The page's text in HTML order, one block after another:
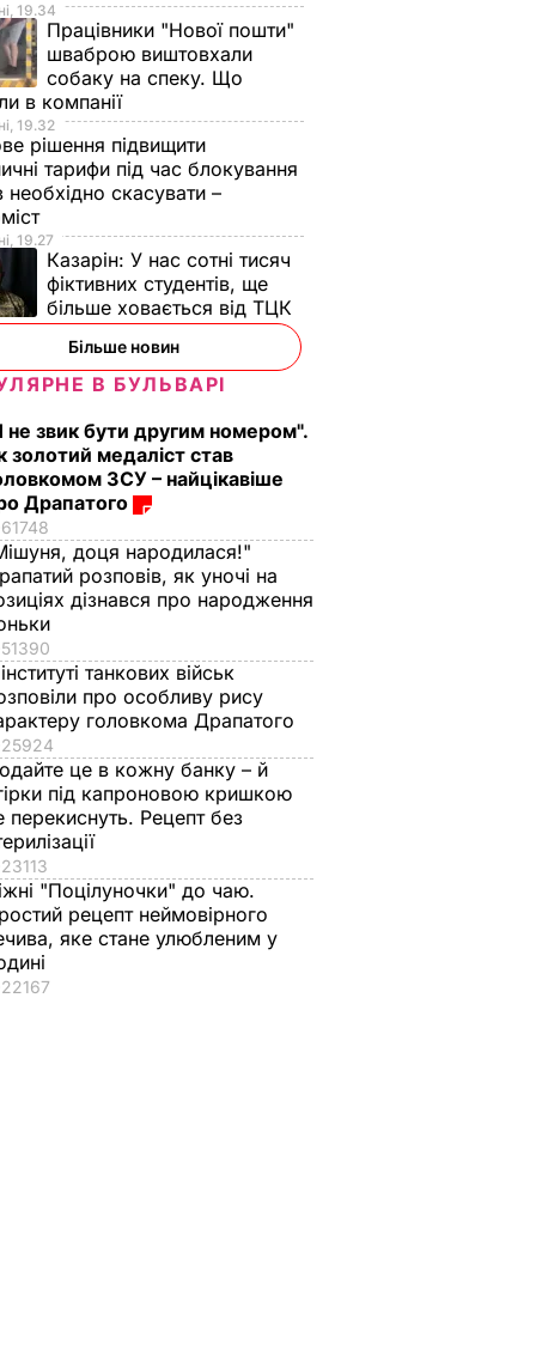
19.34
Працівники "Нової пошти"
шваброю виштовхали
собаку на спеку. Що
в компанії
19.32
рішення підвищити
тарифи під час блокування
необхідно скасувати –
19.27
Казарін: У нас сотні тисяч
фіктивних студентів, ще
більше ховається від ТЦК
Більше новин
В БУЛЬВАРІ
не звик бути другим номером".
золотий медаліст став
ЗСУ – найцікавіше
Драпатого
61748
доця народилася!"
розповів, як уночі на
дізнався про народження
51390
танкових військ
про особливу рису
головкома Драпатого
25924
це в кожну банку – й
під капроновою кришкою
перекиснуть. Рецепт без
23113
"Поцілуночки" до чаю.
рецепт неймовірного
яке стане улюбленим у
22167